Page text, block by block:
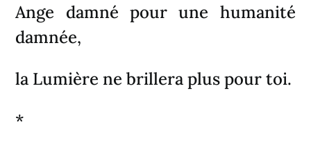
Ange damné pour une humanité
damnée,
la Lumière ne brillera plus pour toi.
*